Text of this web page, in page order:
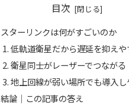
目次
スターリンクは何がすごいのか
低軌道衛星だから遅延を抑えや
衛星同士がレーザーでつながる
地上回線が弱い場所でも導入し
結論｜この記事の答え